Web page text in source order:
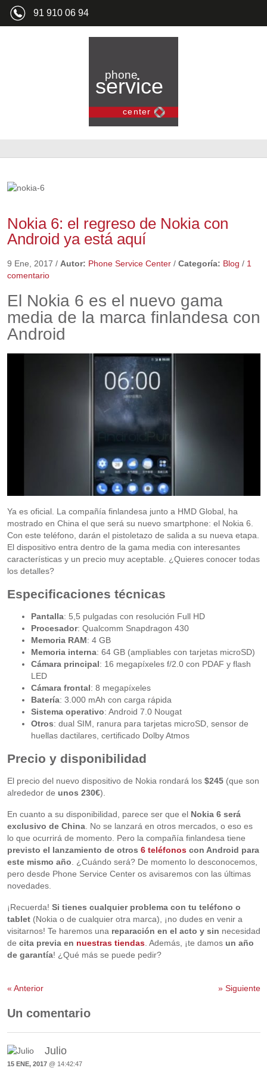
91 910 06 94
Nokia 6: el regreso de Nokia con
Android ya está aquí
9 Ene, 2017 / Autor: Phone Service Center/ Categoría: Blog / 1
comentario
El Nokia 6 es el nuevo gama
media de la marca finlandesa con
Android
Ya es oficial. La compañía finlandesa junto a HMD Global, ha
mostrado en China el que será su nuevo smartphone: el Nokia 6.
Con este teléfono, darán el pistoletazo de salida a su nueva etapa.
El dispositivo entra dentro de la gama media con interesantes
características y un precio muy aceptable. ¿Quieres conocer todas
los detalles?
Especificaciones técnicas
Pantalla: 5,5 pulgadas con resolución Full HD
Procesador: Qualcomm Snapdragon 430
Memoria RAM: 4 GB
Memoria interna: 64 GB (ampliables con tarjetas microSD)
Cámara principal: 16 megapíxeles f/2.0 con PDAF y flash
LED
Cámara frontal: 8 megapíxeles
Batería: 3.000 mAh con carga rápida
Sistema operativo: Android 7.0 Nougat
Otros: dual SIM, ranura para tarjetas microSD, sensor de
huellas dactilares, certificado Dolby Atmos
Precio y disponibilidad
El precio del nuevo dispositivo de Nokia rondará los $245(que son
alrededor de unos 230€).
En cuanto a su disponibilidad, parece ser que el Nokia 6 será
exclusivo de China. No se lanzará en otros mercados, o eso es
lo que ocurrirá de momento. Pero la compañía finlandesa tiene
previsto el lanzamiento de otros 6 teléfonoscon Android para
este mismo año . ¿Cuándo será? De momento lo desconocemos,
pero desde Phone Service Center os avisaremos con las últimas
novedades.
¡Recuerda! Si tienes cualquier problema con tu teléfono o
tablet(Nokia o de cualquier otra marca), ¡no dudes en venir a
visitarnos! Te haremos una reparación en el acto y sin necesidad
de cita previa en nuestras tiendas. Además, ¡te damos un año
de garantía! ¿Qué más se puede pedir?
« Anterior »Siguiente
Un comentario
Julio
15 ENE, 2017@ 14:42:47